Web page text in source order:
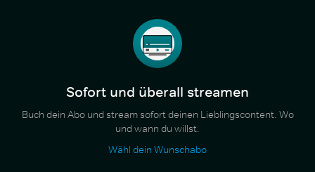
Sofort und überall streamen
Buch dein Abo und stream sofort deinen Lieblingscontent. Wo
und wann du willst.
Wähl dein Wunschabo